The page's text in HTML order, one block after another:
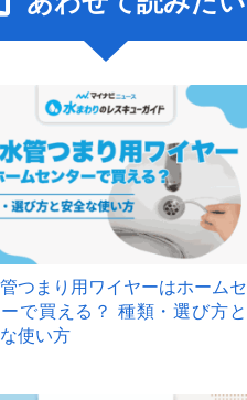
つまり用ワイヤーはホームセ
で買える？ 種類・選び方と
使い方